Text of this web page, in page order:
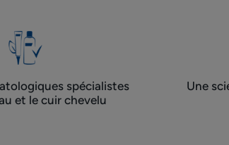
spécialistes
et le cuir chevelu
Une